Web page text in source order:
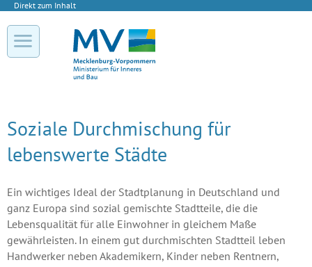
Direkt zum Inhalt
Soziale Durchmischung für
lebenswerte Städte
Ein wichtiges Ideal der Stadtplanung in Deutschland und
ganz Europa sind sozial gemischte Stadtteile, die die
Lebensqualität für alle Einwohner in gleichem Maße
gewährleisten. In einem gut durchmischten Stadtteil leben
Handwerker neben Akademikern, Kinder neben Rentnern,